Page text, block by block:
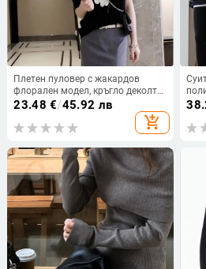
Плетен пуловер с жакардов
флорален модел, кръгло деколте,
дълги ръкави, свободна кройка,
23.48 €/45.92 лв
add_shopping_cart